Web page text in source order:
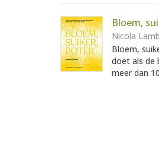
Bloem,
Nicola Lamb
Bloem,
doet als de
meer dan